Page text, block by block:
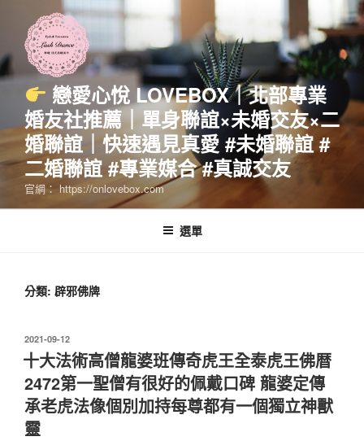
要
戀愛心悅 LOVEBOX｜北部專業
婚友社推薦｜單身聯誼×未婚交友×二
婚聯誼｜快速遇見真愛 #未婚聯誼 #
二婚聯誼 #專業媒合 #真誠交友
官網： https://onlovebox.com
選單
分類: 辟邪佛牌
發
佈
於
2021-09-12
十大法術高僧龍婆班傳奇虎王全泰虎王佛暦
2472第一聖僧有很好的佩戴口碑 龍婆定傳
承老虎法像個別加持每尊都有一個獨立神獸
靈